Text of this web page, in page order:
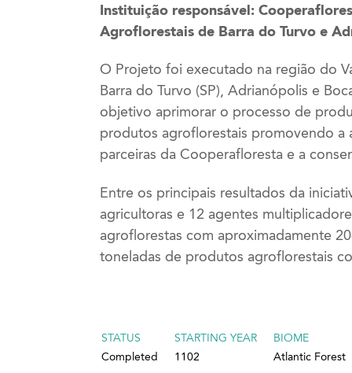
Instituição responsável:
Agroflorestais de Barra do Turvo e
O Projeto foi executado na região do
Barra do Turvo (SP), Adrianópolis e
objetivo aprimorar o processo de
produtos agroflorestais promovendo a
parceiras da Cooperafloresta e a
Entre os principais resultados da
agricultoras e 12 agentes
agroflorestas com aproximadamente
toneladas de produtos agroflorestais
STATUS
Completed
STARTING YEAR
1102
BIOME
Atlantic Forest